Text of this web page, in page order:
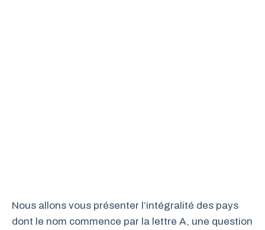
Nous allons vous présenter l’intégralité des pays
dont le nom commence par la lettre A, une question